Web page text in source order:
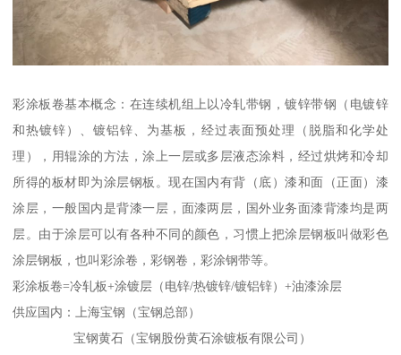
彩涂板卷基本概念：在连续机组上以冷轧带钢，镀锌带钢（电镀锌
和热镀锌）、镀铝锌、为基板，经过表面预处理（脱脂和化学处
理），用辊涂的方法，涂上一层或多层液态涂料，经过烘烤和冷却
所得的板材即为涂层钢板。现在国内有背（底）漆和面（正面）漆
涂层，一般国内是背漆一层，面漆两层，国外业务面漆背漆均是两
层。由于涂层可以有各种不同的颜色，习惯上把涂层钢板叫做彩色
涂层钢板，也叫彩涂卷，彩钢卷，彩涂钢带等。
彩涂板卷=冷轧板+涂镀层（电锌/热镀锌/镀铝锌）+油漆涂层
供应国内：上海宝钢（宝钢总部）
宝钢黄石（宝钢股份黄石涂镀板有限公司）